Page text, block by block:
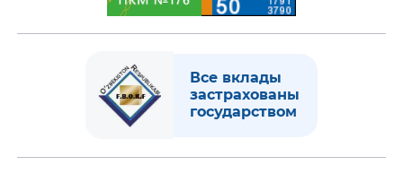
Все вклады
застрахованы
государством